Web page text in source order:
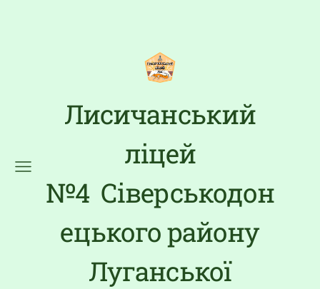
Лисичанський
ліцей
№4 Сіверськодон
ецького району
Луганської